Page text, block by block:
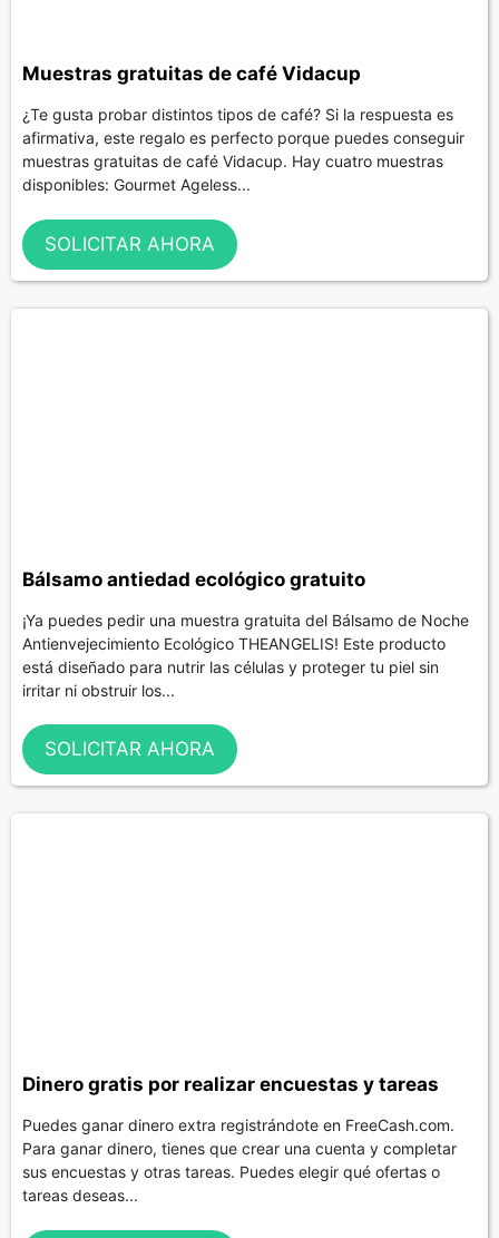
Muestras gratuitas de café Vidacup
¿Te gusta probar distintos tipos de café? Si la respuesta es
afirmativa, este regalo es perfecto porque puedes conseguir
muestras gratuitas de café Vidacup. Hay cuatro muestras
disponibles: Gourmet Ageless...
SOLICITAR AHORA
Bálsamo antiedad ecológico gratuito
¡Ya puedes pedir una muestra gratuita del Bálsamo de Noche
Antienvejecimiento Ecológico THEANGELIS! Este producto
está diseñado para nutrir las células y proteger tu piel sin
irritar ni obstruir los...
SOLICITAR AHORA
Dinero gratis por realizar encuestas y tareas
Puedes ganar dinero extra registrándote en FreeCash.com.
Para ganar dinero, tienes que crear una cuenta y completar
sus encuestas y otras tareas. Puedes elegir qué ofertas o
tareas deseas...